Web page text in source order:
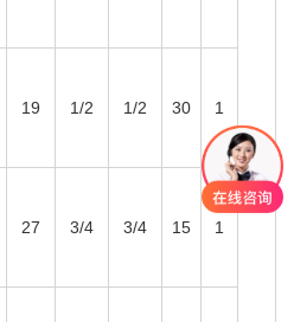
19 1/2 1/2 30 1
27 3/4 3/4 15 1